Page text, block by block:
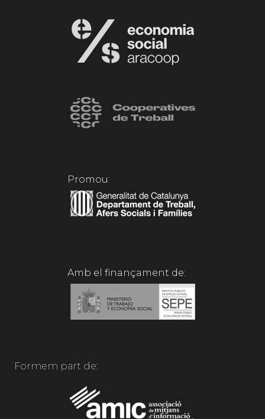
Promou:
Amb el finançament de:
Formem part de: